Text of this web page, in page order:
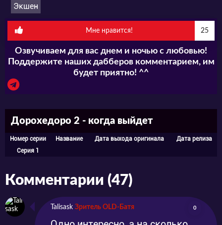
Экшен
Мне нравится! 25
Озвучиваем для вас днем и ночью с любовью!
Поддержите наших дабберов комментарием, им
будет приятно! ^^
Дорохедоро 2 - когда выйдет
Номер серии Название Дата выхода оригинала
Дата релиза
Серия 1
Комментарии (47)
Talisask Зритель OLD-Батя 0